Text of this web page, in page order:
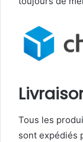
Tous les
sont expédiés